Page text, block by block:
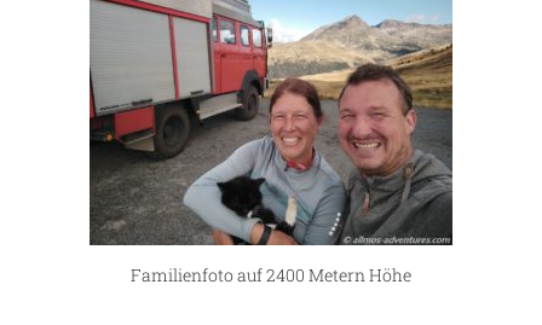
Familienfoto auf 2400 Metern Höhe